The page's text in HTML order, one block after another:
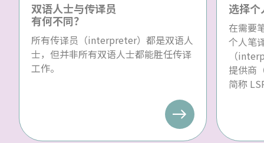
双语人士与传译员
有何不同？
所有传译员（interpreter）都是双语人
士，但并非所有双语人士都能胜任传译
工作。
选择
在需要
个人笔
（
提供商
简称